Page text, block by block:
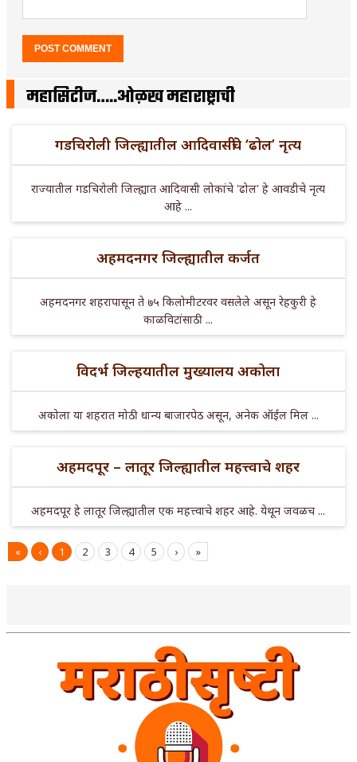
महासिटीज…..ओळख महाराष्ट्राची
गडचिरोली जिल्ह्यातील आदिवासींचे ‘ढोल’ नृत्य
राज्यातील गडचिरोली जिल्ह्यात आदिवासी लोकांचे 'ढोल' हे आवडीचे नृत्य
आहे ...
अहमदनगर जिल्ह्यातील कर्जत
अहमदनगर शहरापासून ते ७५ किलोमीटरवर वसलेले असून रेहकुरी हे
काळविटांसाठी ...
विदर्भ जिल्हयातील मुख्यालय अकोला
अकोला या शहरात मोठी धान्य बाजारपेठ असून, अनेक ऑईल मिल ...
अहमदपूर – लातूर जिल्ह्यातील महत्त्वाचे शहर
अहमदपूर हे लातूर जिल्ह्यातील एक महत्त्वाचे शहर आहे. येथून जवळच ...
« ‹ 1 2 3 4 5 › »